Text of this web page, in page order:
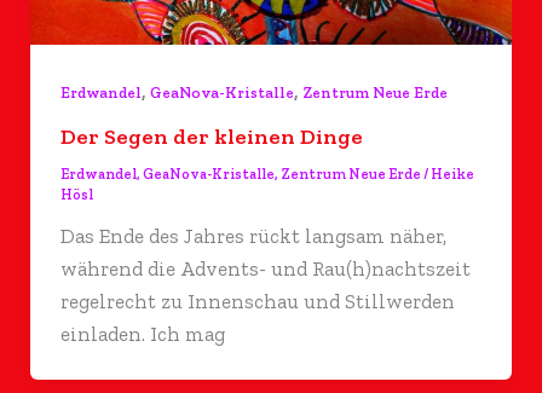
Erdwandel, GeaNova-Kristalle, Zentrum Neue Erde
Der Segen der kleinen Dinge
Erdwandel, GeaNova-Kristalle, Zentrum Neue Erde / Heike
Hösl
Das Ende des Jahres rückt langsam näher,
während die Advents- und Rau(h)nachtszeit
regelrecht zu Innenschau und Stillwerden
einladen. Ich mag